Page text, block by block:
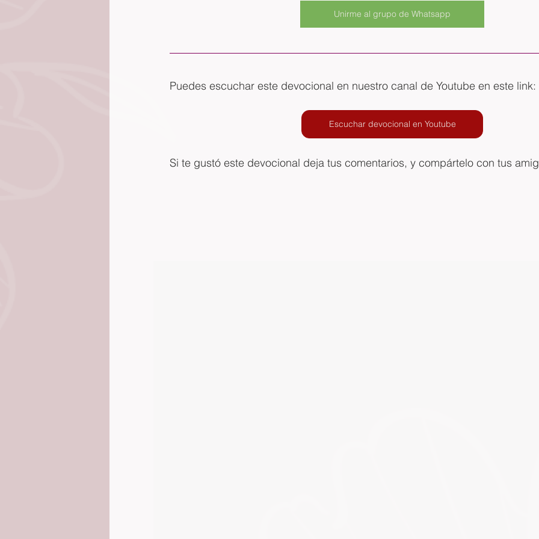
Unirme al grupo de Whatsapp
Puedes escuchar este devocional en nuestro canal de Youtube en este link:
Escuchar devocional en Youtube
Si te gustó este devocional deja tus comentarios, y compártelo con tus